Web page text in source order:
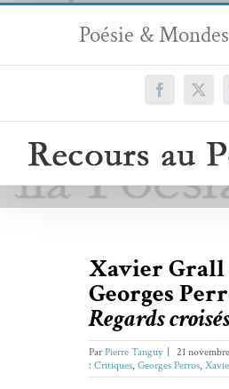
Passer
contenu
Poésie &
Facebook
X
Xavier Grall
Georges
Regards
ParPierre Tanguy 21
: Critiques, Georges Perros,